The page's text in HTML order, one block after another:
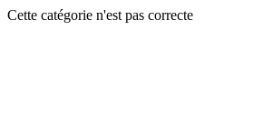
Cette catégorie n'est pas correcte